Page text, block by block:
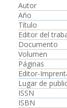
Autor
Año
Título
Editor del
Documento
Volumen
Páginas
Editor-
Lugar de
ISSN
ISBN